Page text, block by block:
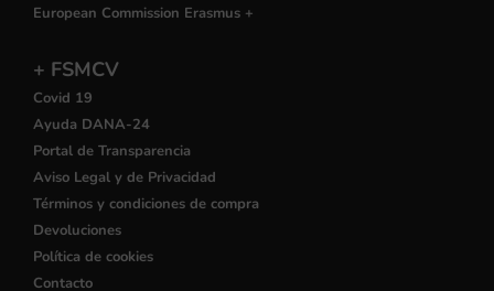
European Commission Erasmus +
+ FSMCV
Covid 19
Ayuda DANA-24
Portal de Transparencia
Aviso Legal y de Privacidad
Términos y condiciones de compra
Devoluciones
Política de cookies
Contacto